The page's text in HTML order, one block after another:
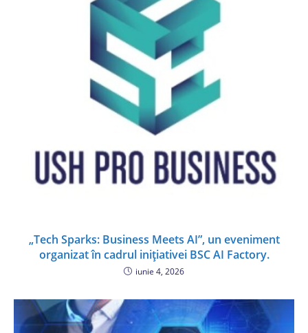
„Tech Sparks: Business Meets AI”, un eveniment
organizat în cadrul inițiativei BSC AI Factory.
iunie 4, 2026